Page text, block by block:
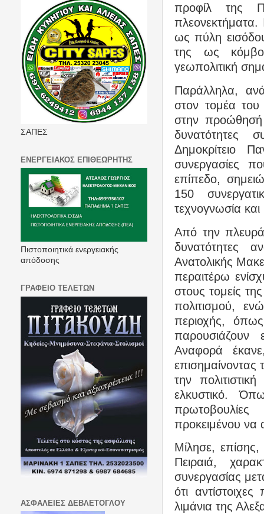
προφίλ της
πλεονεκτήματα.
ως πύλη
της ως
γεωπολιτική
Παράλληλα,
στον τομέα
στην προώθησή
δυνατότητες
Δημοκρίτειο
συνεργασίες
επίπεδο,
150
τεχνογνωσία
Από την πλευρά
δυνατότητες
Ανατολικής
περαιτέρω
στους τομείς
πολιτισμού,
περιοχής,
παρουσιάζουν
Αναφορά
επισημαίνοντας
την
ελκυστικό.
προκειμένου να
Μίλησε, επίσης,
Πειραιά,
συνεργασίας
ότι
λιμάνια της
ΣΑΠΕΣ
ΕΝΕΡΓΕΙΑΚΟΣ ΕΠΙΘΕΩΡΗΤΗΣ
Πιστοποιητικά ενεργειακής
απόδοσης
ΓΡΑΦΕΙΟ ΤΕΛΕΤΩΝ
ΑΣΦΑΛΕΙΕΣ ΔΕΒΛΕΤΟΓΛΟΥ